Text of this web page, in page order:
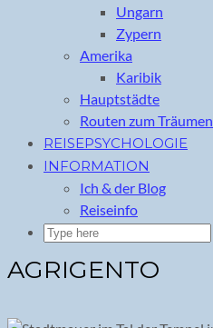
Ungarn
Zypern
Amerika
Karibik
Hauptstädte
Routen zum Träumen
REISEPSYCHOLOGIE
INFORMATION
Ich & der Blog
Reiseinfo
AGRIGENTO